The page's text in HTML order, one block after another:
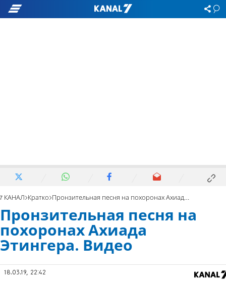
7 КАНАЛ Кратко Пронзительная песня на похоронах Ахиада Этингера. Видео
Пронзительная песня на
похоронах Ахиада
Этингера. Видео
18.03.19, 22:42